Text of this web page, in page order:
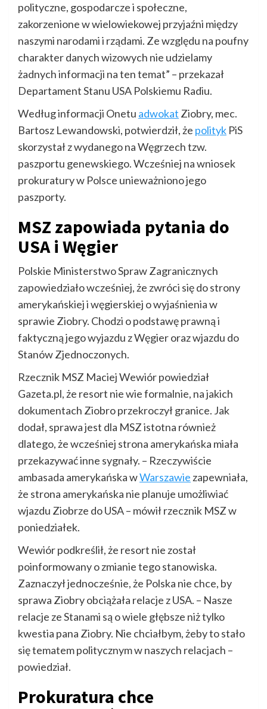
polityczne, gospodarcze i społeczne,
zakorzenione w wielowiekowej przyjaźni między
naszymi narodami i rządami. Ze względu na poufny
charakter danych wizowych nie udzielamy
żadnych informacji na ten temat” – przekazał
Departament Stanu USA Polskiemu Radiu.
Według informacji Onetu adwokat Ziobry, mec.
Bartosz Lewandowski, potwierdził, że polityk PiS
skorzystał z wydanego na Węgrzech tzw.
paszportu genewskiego. Wcześniej na wniosek
prokuratury w Polsce unieważniono jego
paszporty.
MSZ zapowiada pytania do
USA i Węgier
Polskie Ministerstwo Spraw Zagranicznych
zapowiedziało wcześniej, że zwróci się do strony
amerykańskiej i węgierskiej o wyjaśnienia w
sprawie Ziobry. Chodzi o podstawę prawną i
faktyczną jego wyjazdu z Węgier oraz wjazdu do
Stanów Zjednoczonych.
Rzecznik MSZ Maciej Wewiór powiedział
Gazeta.pl, że resort nie wie formalnie, na jakich
dokumentach Ziobro przekroczył granice. Jak
dodał, sprawa jest dla MSZ istotna również
dlatego, że wcześniej strona amerykańska miała
przekazywać inne sygnały. – Rzeczywiście
ambasada amerykańska wWarszawie zapewniała,
że strona amerykańska nie planuje umożliwiać
wjazdu Ziobrze do USA – mówił rzecznik MSZ w
poniedziałek.
Wewiór podkreślił, że resort nie został
poinformowany o zmianie tego stanowiska.
Zaznaczył jednocześnie, że Polska nie chce, by
sprawa Ziobry obciążała relacje z USA. – Nasze
relacje ze Stanami są o wiele głębsze niż tylko
kwestia pana Ziobry. Nie chciałbym, żeby to stało
się tematem politycznym w naszych relacjach –
powiedział.
Prokuratura chce